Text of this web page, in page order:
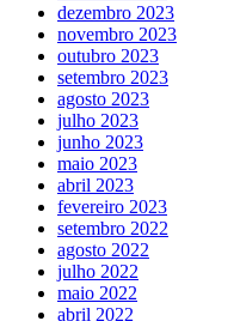
dezembro 2023
novembro 2023
outubro 2023
setembro 2023
agosto 2023
julho 2023
junho 2023
maio 2023
abril 2023
fevereiro 2023
setembro 2022
agosto 2022
julho 2022
maio 2022
abril 2022